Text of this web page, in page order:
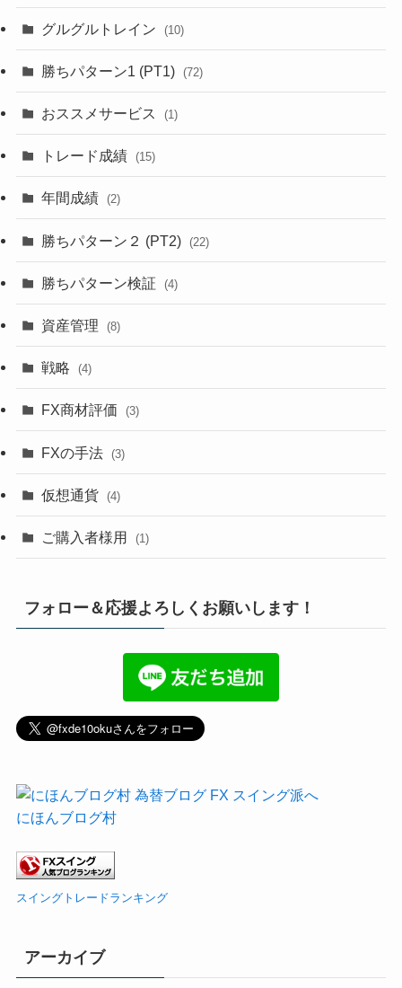
グルグルトレイン (10)
勝ちパターン1 (PT1) (72)
おススメサービス (1)
トレード成績 (15)
年間成績 (2)
勝ちパターン２ (PT2) (22)
勝ちパターン検証 (4)
資産管理 (8)
戦略 (4)
FX商材評価 (3)
FXの手法 (3)
仮想通貨 (4)
ご購入者様用 (1)
フォロー＆応援よろしくお願いします！
にほんブログ村
スイングトレードランキング
アーカイブ